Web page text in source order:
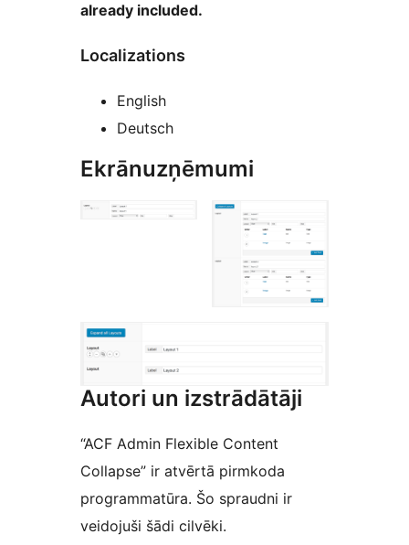
already included.
Localizations
English
Deutsch
Ekrānuzņēmumi
Autori un izstrādātāji
“ACF Admin Flexible Content
Collapse” ir atvērtā pirmkoda
programmatūra. Šo spraudni ir
veidojuši šādi cilvēki.